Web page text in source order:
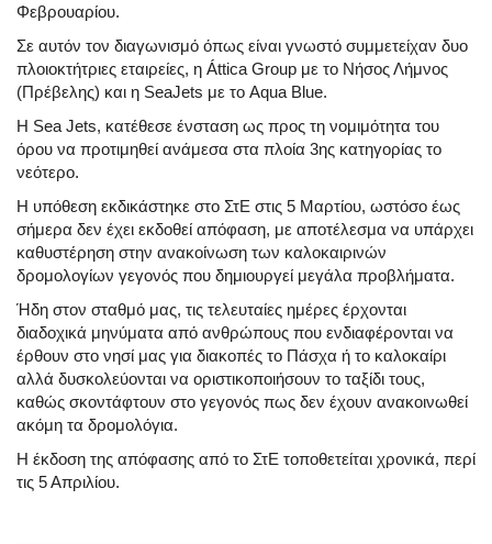
Φεβρουαρίου.
Σε αυτόν τον διαγωνισμό όπως είναι γνωστό συμμετείχαν δυο
πλοιοκτήτριες εταιρείες, η Áttica Group με το Νήσος Λήμνος
(Πρέβελης) και η SeaJets με το Aqua Blue.
Η Sea Jets, κατέθεσε ένσταση ως προς τη νομιμότητα του
όρου να προτιμηθεί ανάμεσα στα πλοία 3ης κατηγορίας το
νεότερο.
Η υπόθεση εκδικάστηκε στο ΣτΕ στις 5 Μαρτίου, ωστόσο έως
σήμερα δεν έχει εκδοθεί απόφαση, με αποτέλεσμα να υπάρχει
καθυστέρηση στην ανακοίνωση των καλοκαιρινών
δρομολογίων γεγονός που δημιουργεί μεγάλα προβλήματα.
Ήδη στον σταθμό μας, τις τελευταίες ημέρες έρχονται
διαδοχικά μηνύματα από ανθρώπους που ενδιαφέρονται να
έρθουν στο νησί μας για διακοπές το Πάσχα ή το καλοκαίρι
αλλά δυσκολεύονται να οριστικοποιήσουν το ταξίδι τους,
καθώς σκοντάφτουν στο γεγονός πως δεν έχουν ανακοινωθεί
ακόμη τα δρομολόγια.
Η έκδοση της απόφασης από το ΣτΕ τοποθετείται χρονικά, περί
τις 5 Απριλίου.